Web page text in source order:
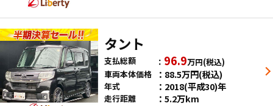
タント
支払総額 96.9万円(税込)
車両本体価格
88.5万円(税込)
年式 2018(平成30)年
走行距離 5.2万km